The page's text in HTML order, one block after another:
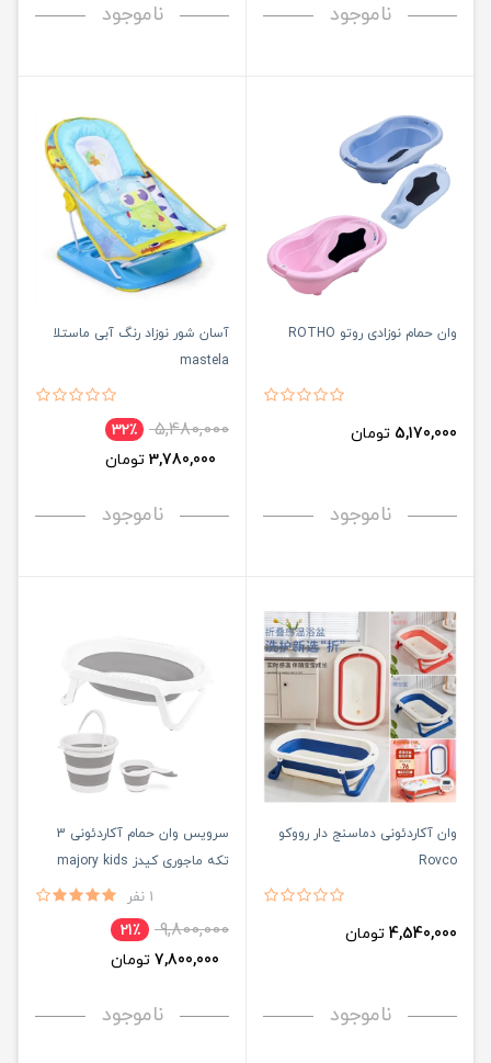
ناموجود ناموجود
وان حمام نوزادی روتو ROTHO
5,170,000 تومان
ناموجود
آسان شور نوزاد رنگ آبی ماستلا
mastela
5,480,000
32٪
3,780,000 تومان
ناموجود
وان آکاردئونی دماسنج دار رووکو
Rovco
4,540,000 تومان
ناموجود
سرویس وان حمام آکاردئونی 3
تکه ماجوری کیدز majory kids
1 نفر
9,800,000
21٪
7,800,000 تومان
ناموجود